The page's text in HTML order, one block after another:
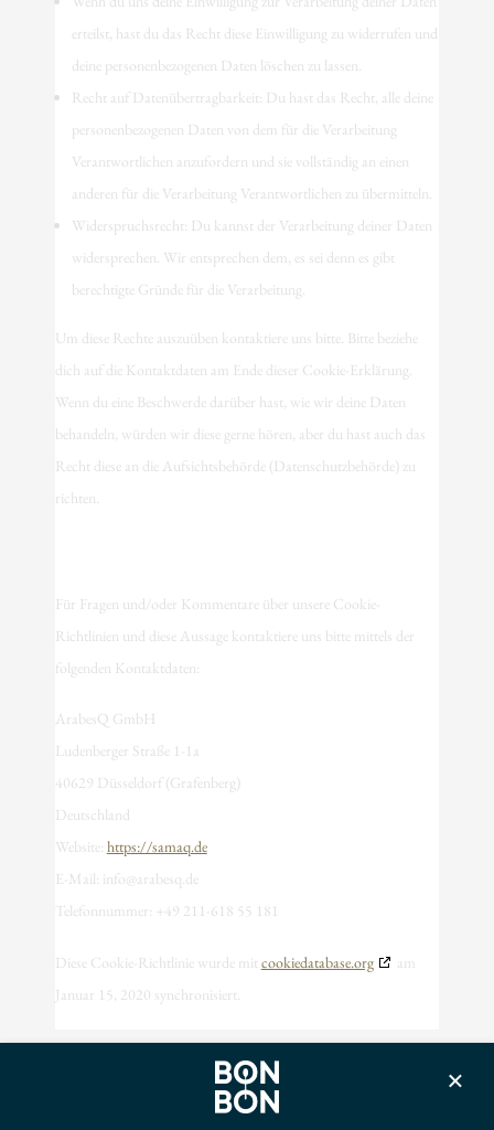
erteilst, hast du das Recht diese Einwilligung zu widerrufen und
deine personenbezogenen Daten löschen zu lassen.
Recht auf Datenübertragbarkeit: Du hast das Recht, alle deine
personenbezogenen Daten von dem für die Verarbeitung
Verantwortlichen anzufordern und sie vollständig an einen
anderen für die Verarbeitung Verantwortlichen zu übermitteln.
Widerspruchsrecht: Du kannst der Verarbeitung deiner Daten
widersprechen. Wir entsprechen dem, es sei denn es gibt
berechtigte Gründe für die Verarbeitung.
Um diese Rechte auszuüben kontaktiere uns bitte. Bitte beziehe
dich auf die Kontaktdaten am Ende dieser Cookie-Erklärung.
Wenn du eine Beschwerde darüber hast, wie wir deine Daten
behandeln, würden wir diese gerne hören, aber du hast auch das
Recht diese an die Aufsichtsbehörde (Datenschutzbehörde) zu
richten.
Für Fragen und/oder Kommentare über unsere Cookie-
Richtlinien und diese Aussage kontaktiere uns bitte mittels der
folgenden Kontaktdaten:
ArabesQ GmbH
Ludenberger Straße 1-1a
40629 Düsseldorf (Grafenberg)
Deutschland
Website: https://samaq.de
E-Mail: info@ arabesq.de
Telefonnummer: +49 211-618 55 181
Diese Cookie-Richtlinie wurde mit cookiedatabase.org
am
Januar 15, 2020 synchronisiert.
×